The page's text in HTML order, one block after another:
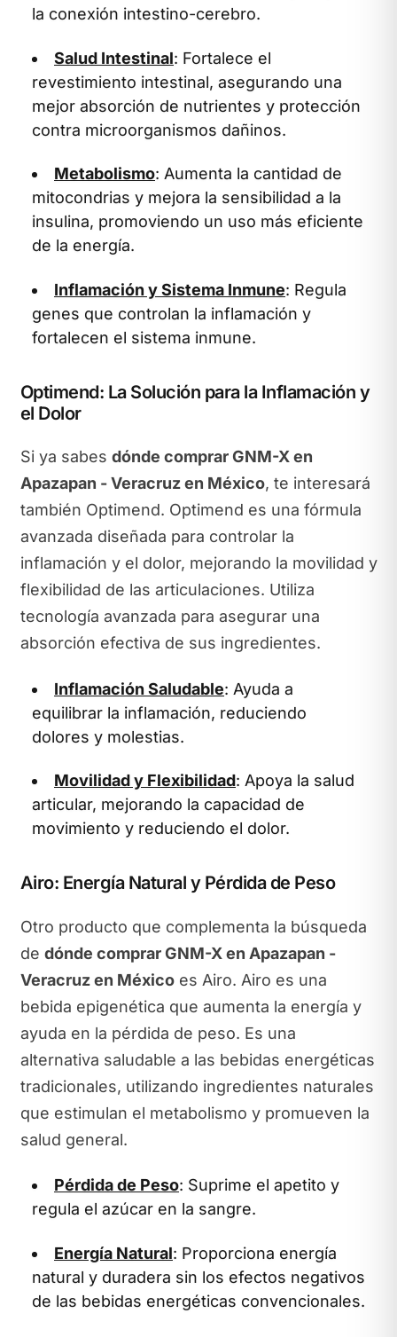
la conexión intestino-cerebro.
Salud Intestinal: Fortalece el
revestimiento intestinal, asegurando una
mejor absorción de nutrientes y protección
contra microorganismos dañinos.
Metabolismo: Aumenta la cantidad de
mitocondrias y mejora la sensibilidad a la
insulina, promoviendo un uso más eficiente
de la energía.
Inflamación y Sistema Inmune: Regula
genes que controlan la inflamación y
fortalecen el sistema inmune.
Optimend: La Solución para la Inflamación y
el Dolor
Si ya sabes dónde comprar GNM-X en
Apazapan - Veracruz en México, te interesará
también Optimend. Optimend es una fórmula
avanzada diseñada para controlar la
inflamación y el dolor, mejorando la movilidad y
flexibilidad de las articulaciones. Utiliza
tecnología avanzada para asegurar una
absorción efectiva de sus ingredientes.
Inflamación Saludable: Ayuda a
equilibrar la inflamación, reduciendo
dolores y molestias.
Movilidad y Flexibilidad: Apoya la salud
articular, mejorando la capacidad de
movimiento y reduciendo el dolor.
Airo: Energía Natural y Pérdida de Peso
Otro producto que complementa la búsqueda
de dónde comprar GNM-X en Apazapan -
Veracruz en Méxicoes Airo. Airo es una
bebida epigenética que aumenta la energía y
ayuda en la pérdida de peso. Es una
alternativa saludable a las bebidas energéticas
tradicionales, utilizando ingredientes naturales
que estimulan el metabolismo y promueven la
salud general.
Pérdida de Peso: Suprime el apetito y
regula el azúcar en la sangre.
Energía Natural: Proporciona energía
natural y duradera sin los efectos negativos
de las bebidas energéticas convencionales.